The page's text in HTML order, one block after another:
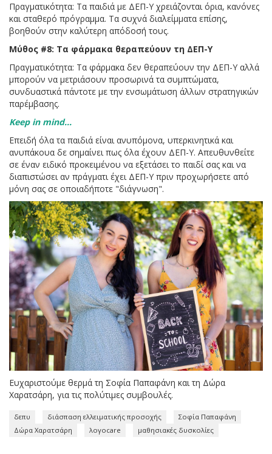
Πραγματικότητα: Τα παιδιά με ΔΕΠ-Υ χρειάζονται όρια, κανόνες
και σταθερό πρόγραμμα. Τα συχνά διαλείμματα επίσης,
βοηθούν στην καλύτερη απόδοσή τους.
Μύθος #8: Τα φάρμακα θεραπεύουν τη ΔΕΠ-Υ
Πραγματικότητα: Τα φάρμακα δεν θεραπεύουν την ΔΕΠ-Υ αλλά
μπορούν να μετριάσουν προσωρινά τα συμπτώματα,
συνδυαστικά πάντοτε με την ενσωμάτωση άλλων στρατηγικών
παρέμβασης.
Keep in mind...
Επειδή όλα τα παιδιά είναι ανυπόμονα, υπερκινητικά και
ανυπάκουα δε σημαίνει πως όλα έχουν ΔΕΠ-Υ. Απευθυνθείτε
σε έναν ειδικό προκειμένου να εξετάσει το παιδί σας και να
διαπιστώσει αν πράγματι έχει ΔΕΠ-Υ πριν προχωρήσετε από
μόνη σας σε οποιαδήποτε "διάγνωση".
Ευχαριστούμε θερμά τη Σοφία Παπαφάνη και τη Δώρα
Χαρατσάρη, για τις πολύτιμες συμβουλές.
δεπυ διάσπαση ελλειματικής προσοχής
Σοφία Παπαφάνη
Δώρα Χαρατσάρη
λογοcare μαθησιακές δυσκολίες